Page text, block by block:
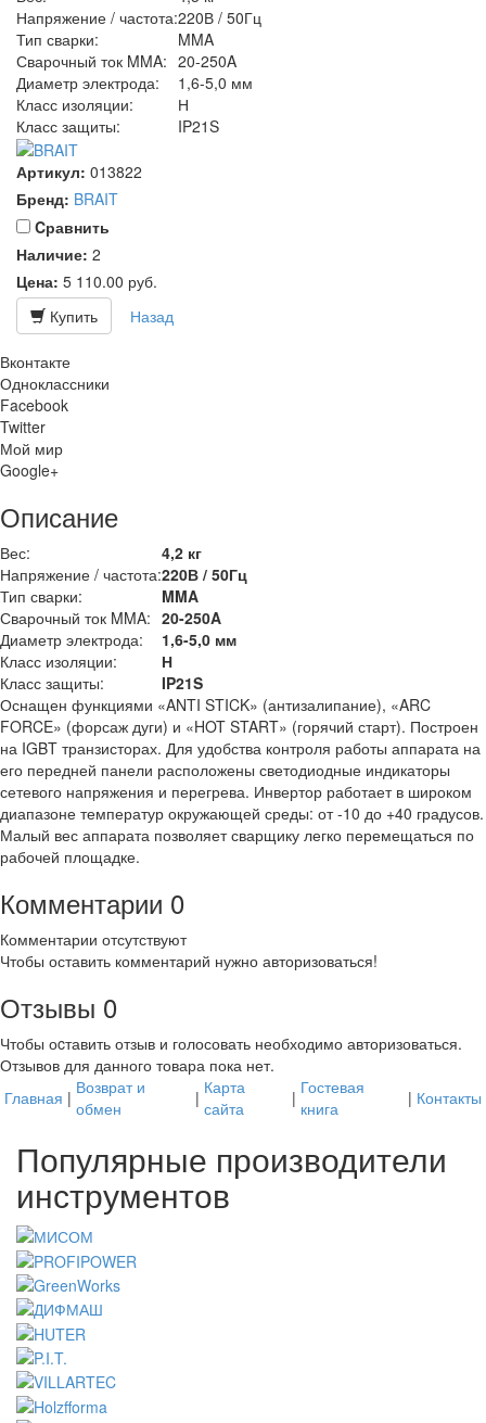
Напряжение / частота:220В / 50Гц
Тип сварки:
MMA
Сварочный ток MMA: 20-250A
Диаметр электрода:
1,6-5,0 мм
Класс изоляции:
Н
Класс защиты:
IP21S
Артикул: 013822
Бренд: BRAIT
Cравнить
Наличие: 2
Цена: 5 110.00 руб.
Купить
Назад
Вконтакте
Одноклассники
Facebook
Twitter
Мой мир
Google+
Описание
Вес:
4,2 кг
Напряжение / частота:220В / 50Гц
Тип сварки:
MMA
Сварочный ток MMA: 20-250A
Диаметр электрода:
1,6-5,0 мм
Класс изоляции:
Н
Класс защиты:
IP21S
Оснащен функциями «ANTI STICK» (антизалипание), «ARC
FORCE» (форсаж дуги) и «HOT START» (горячий старт). Построен
на IGBT транзисторах. Для удобства контроля работы аппарата на
его передней панели расположены светодиодные индикаторы
сетевого напряжения и перегрева. Инвертор работает в широком
диапазоне температур окружающей среды: от -10 до +40 градусов.
Малый вес аппарата позволяет сварщику легко перемещаться по
рабочей площадке.
Комментарии 0
Комментарии отсутствуют
Чтобы оставить комментарий нужно авторизоваться!
Отзывы 0
Чтобы оcтавить отзыв и голосовать необходимо авторизоваться.
Отзывов для данного товара пока нет.
Главная | Возврат и
обмен
| Карта
сайта
| Гостевая
книга
| Контакты
Популярные производители
инструментов